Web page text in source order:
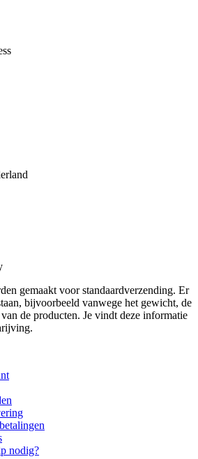
gemaakt voor standaardverzending. Er
bijvoorbeeld vanwege het gewicht, de
de producten. Je vindt deze informatie
nodig?